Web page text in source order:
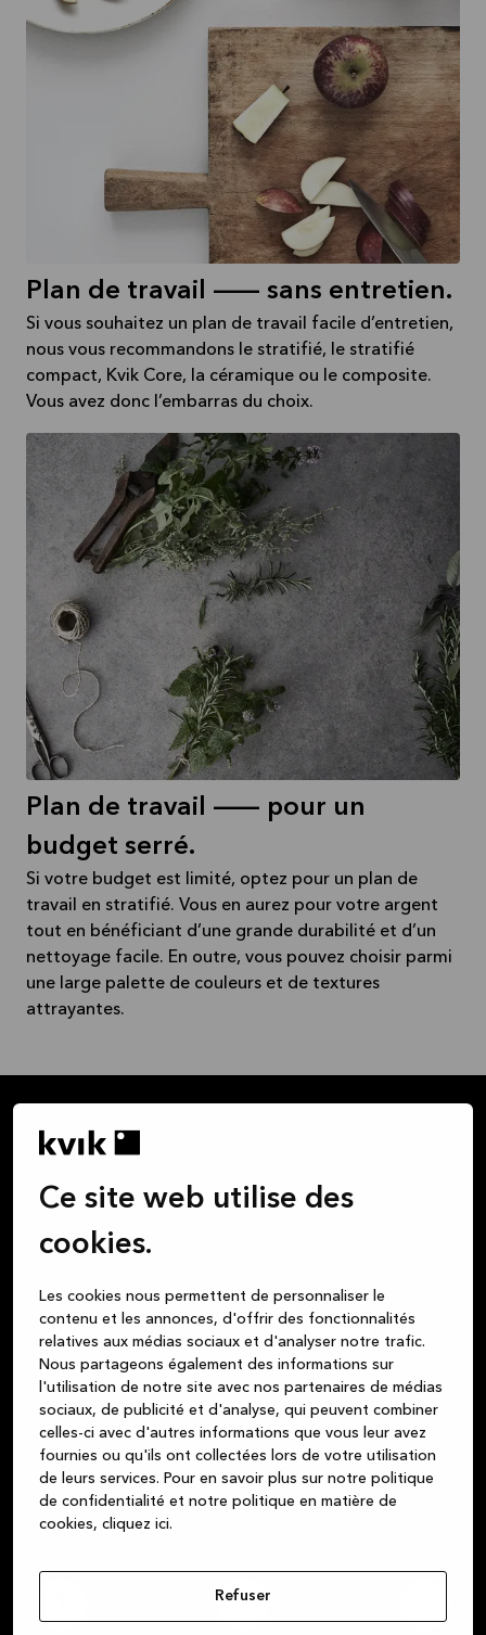
Ce site web utilise des
cookies.
Les cookies nous permettent de personnaliser le
contenu et les annonces, d'offrir des fonctionnalités
relatives aux médias sociaux et d'analyser notre trafic.
Nous partageons également des informations sur
l'utilisation de notre site avec nos partenaires de médias
sociaux, de publicité et d'analyse, qui peuvent combiner
celles-ci avec d'autres informations que vous leur avez
fournies ou qu'ils ont collectées lors de votre utilisation
de leurs services. Pour en savoir plus sur notre politique
de confidentialité et notre politique en matière de
cookies, cliquez ici.
Refuser
Plan de travail -- sans entretien.
Si vous souhaitez un plan de travail facile d’entretien,
nous vous recommandons le stratifié, le stratifié
compact, Kvik Core, la céramique ou le composite.
Vous avez donc l’embarras du choix.
Plan de travail -- pour un
budget serré.
Si votre budget est limité, optez pour un plan de
travail en stratifié. Vous en aurez pour votre argent
tout en bénéficiant d’une grande durabilité et d’un
nettoyage facile. En outre, vous pouvez choisir parmi
une large palette de couleurs et de textures
attrayantes.
2